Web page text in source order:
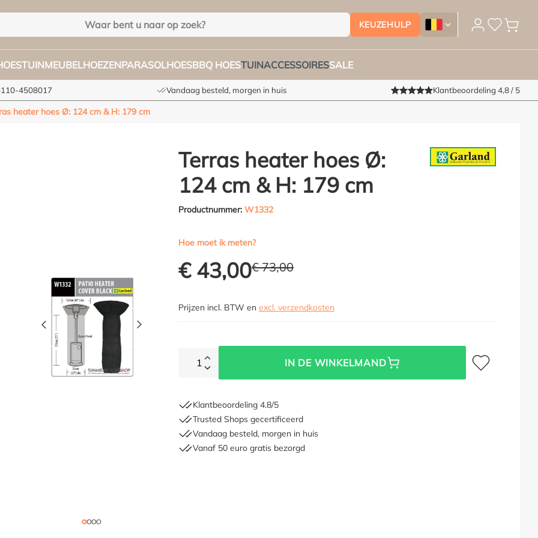
KEUZEHULP
Tuinmeubelhoesshop.be -
TUINMEUBELHOEZENPARASOLHOESBBQ HOESTUINACCESSOIRESSALE
4508017 Vandaag besteld, morgen in huis Klantbeoordeling 4,8 / 5
heater hoes Ø: 124 cm & H: 179 cm
Terras heater hoes Ø:
124 cm & H: 179 cm
Productnummer:W1332
Hoe moet ik meten?
€ 43,00€ 73,00
Prijzen incl. BTW enexcl. verzendkosten
1 IN DE WINKELMAND
Toevoegen aan
Klantbeoordeling 4.8/5
Trusted Shops gecertificeerd
Vandaag besteld, morgen in huis
Vanaf 50 euro gratis bezorgd